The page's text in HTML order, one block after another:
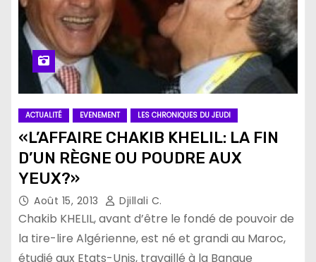
ACTUALITÉ EVENEMENT LES CHRONIQUES DU JEUDI
«L’AFFAIRE CHAKIB KHELIL: LA FIN
D’UN RÈGNE OU POUDRE AUX
YEUX?»
Août 15, 2013 Djillali C.
Chakib KHELIL, avant d’être le fondé de pouvoir de
la tire-lire Algérienne, est né et grandi au Maroc,
étudié aux Etats-Unis, travaillé à la Banque